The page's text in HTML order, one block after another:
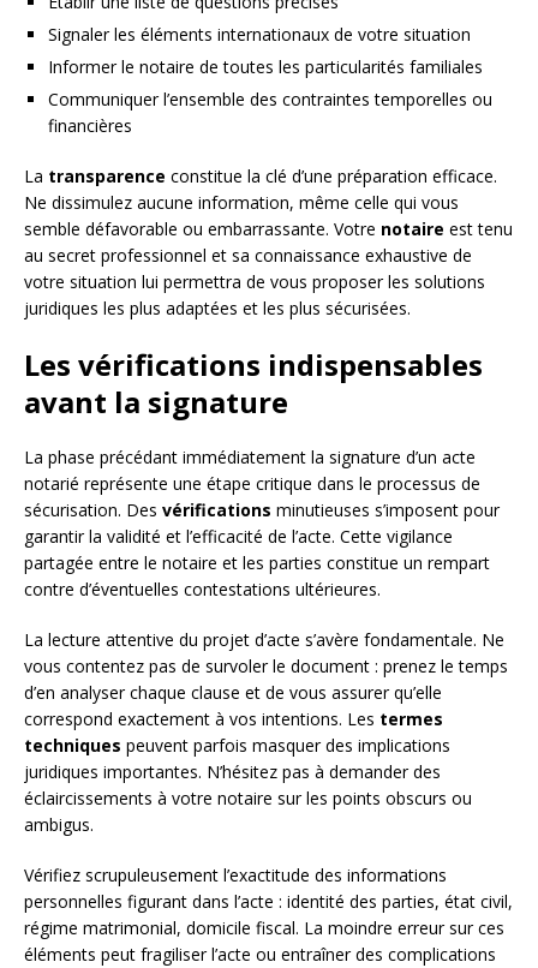
Signaler les éléments internationaux de votre situation
Informer le notaire de toutes les particularités familiales
Communiquer l’ensemble des contraintes temporelles ou
financières
La transparence constitue la clé d’une préparation efficace.
Ne dissimulez aucune information, même celle qui vous
semble défavorable ou embarrassante. Votre notaire est tenu
au secret professionnel et sa connaissance exhaustive de
votre situation lui permettra de vous proposer les solutions
juridiques les plus adaptées et les plus sécurisées.
Les vérifications indispensables
avant la signature
La phase précédant immédiatement la signature d’un acte
notarié représente une étape critique dans le processus de
sécurisation. Des vérifications minutieuses s’imposent pour
garantir la validité et l’efficacité de l’acte. Cette vigilance
partagée entre le notaire et les parties constitue un rempart
contre d’éventuelles contestations ultérieures.
La lecture attentive du projet d’acte s’avère fondamentale. Ne
vous contentez pas de survoler le document : prenez le temps
d’en analyser chaque clause et de vous assurer qu’elle
correspond exactement à vos intentions. Les termes
techniques peuvent parfois masquer des implications
juridiques importantes. N’hésitez pas à demander des
éclaircissements à votre notaire sur les points obscurs ou
ambigus.
Vérifiez scrupuleusement l’exactitude des informations
personnelles figurant dans l’acte : identité des parties, état civil,
régime matrimonial, domicile fiscal. La moindre erreur sur ces
éléments peut fragiliser l’acte ou entraîner des complications